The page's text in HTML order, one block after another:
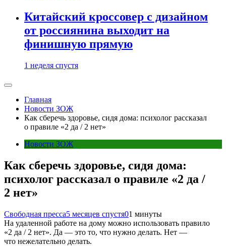
Китайский кроссовер с дизайном
от россиянина выходит на
финишную прямую
1 неделя спустя
Главная
Новости ЗОЖ
Как сберечь здоровье, сидя дома: психолог рассказал
о правиле «2 да / 2 нет»
Новости ЗОЖ
Как сберечь здоровье, сидя дома:
психолог рассказал о правиле «2 да /
2 нет»
Свободная пресса5 месяцев спустя01 минуты
На удаленной работе на дому можно использовать правило
«2 да / 2 нет». Да — это то, что нужно делать. Нет —
что нежелательно делать.